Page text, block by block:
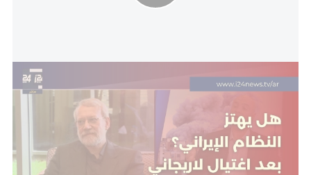
بعد الإعلان عن اغتيال علي لاريجاني.. هل سيبقى النظام الإيراني
متماسكاً؟
ويُعتبر لاريجاني، البالغ من العمر 67 عاماً، من أبرز
الشخصيات السياسية والأمنية في إيران، حيث شغل
مناصب رفيعة، بينها أمين المجلس الأعلى للأمن القومي،